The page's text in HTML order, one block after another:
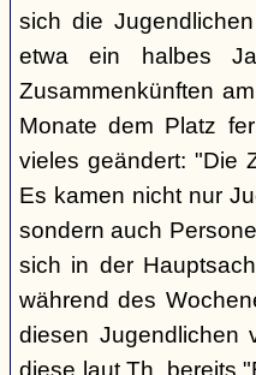
sich die
etwa ein halbes
Zusammenkünften
Monate dem Platz
vieles geändert: "Die
Es kamen nicht nur
sondern auch
sich in der
während des
diesen Jugendlichen
diese laut Th. bereits